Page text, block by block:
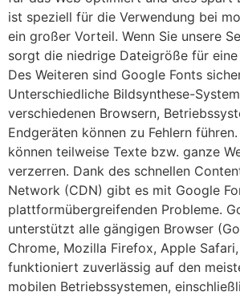
ist speziell für die Verwendung bei
ein großer Vorteil. Wenn Sie unsere
sorgt die niedrige Dateigröße für
Des Weiteren sind Google Fonts
Unterschiedliche Bildsynthese-
verschiedenen Browsern,
Endgeräten können zu Fehlern
können teilweise Texte bzw. ganze
verzerren. Dank des schnellen
Network (CDN) gibt es mit Google
plattformübergreifenden Probleme.
unterstützt alle gängigen Browser
Chrome, Mozilla Firefox, Apple
funktioniert zuverlässig auf den
mobilen Betriebssystemen,